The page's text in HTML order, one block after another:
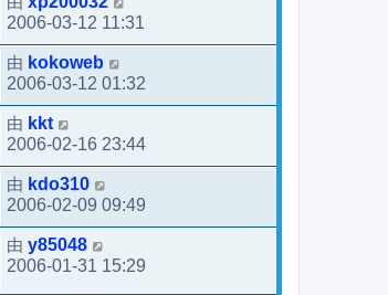
2006-03-12 11:31
由 kokoweb
2006-03-12 01:32
由 kkt
2006-02-16 23:44
由 kdo310
2006-02-09 09:49
由 y85048
2006-01-31 15:29